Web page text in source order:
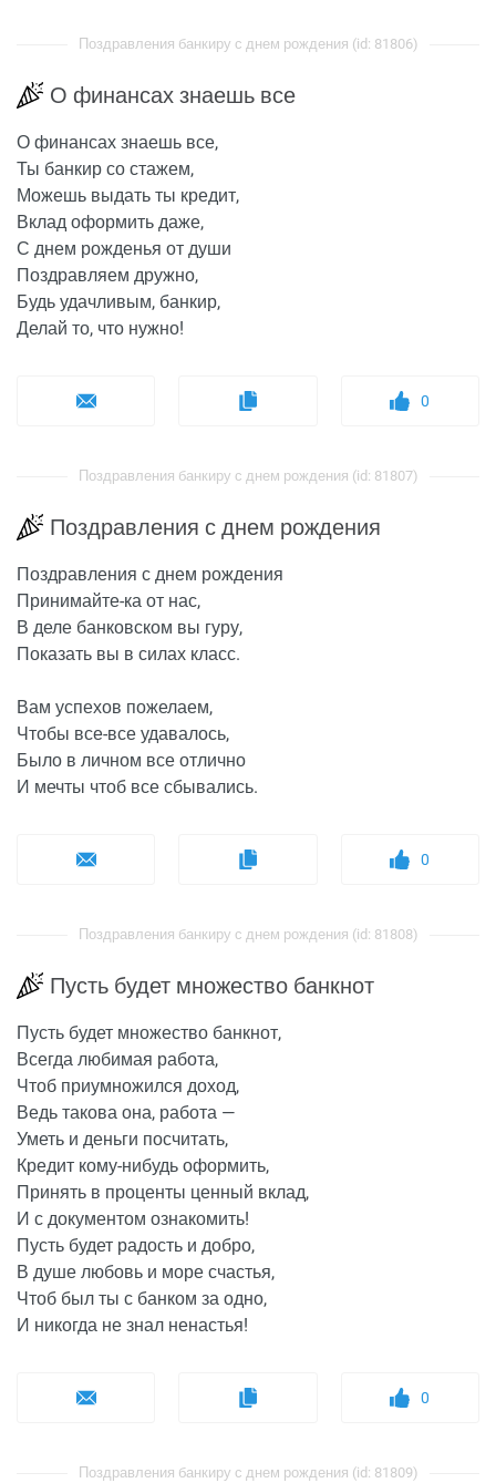
Поздравления банкиру с днем рождения (id: 81806)
О финансах знаешь все
О финансах знаешь все,
Ты банкир со стажем,
Можешь выдать ты кредит,
Вклад оформить даже,
С днем рожденья от души
Поздравляем дружно,
Будь удачливым, банкир,
Делай то, что нужно!
0
Поздравления банкиру с днем рождения (id: 81807)
Поздравления с днем рождения
Поздравления с днем рождения
Принимайте-ка от нас,
В деле банковском вы гуру,
Показать вы в силах класс.
Вам успехов пожелаем,
Чтобы все-все удавалось,
Было в личном все отлично
И мечты чтоб все сбывались.
0
Поздравления банкиру с днем рождения (id: 81808)
Пусть будет множество банкнот
Пусть будет множество банкнот,
Всегда любимая работа,
Чтоб приумножился доход,
Ведь такова она, работа —
Уметь и деньги посчитать,
Кредит кому-нибудь оформить,
Принять в проценты ценный вклад,
И с документом ознакомить!
Пусть будет радость и добро,
В душе любовь и море счастья,
Чтоб был ты с банком за одно,
И никогда не знал ненастья!
0
Поздравления банкиру с днем рождения (id: 81809)